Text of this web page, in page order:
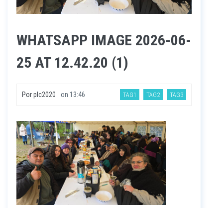
WHATSAPP IMAGE 2026-06-
25 AT 12.42.20 (1)
Porplc2020 on 13:46 TAG1 TAG2 TAG3